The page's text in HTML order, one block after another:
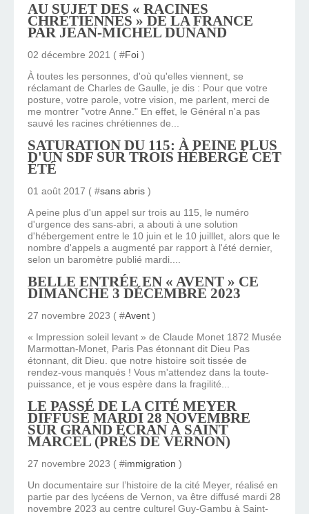
AU SUJET DES « RACINES
CHRÉTIENNES » DE LA FRANCE
PAR JEAN-MICHEL DUNAND
02 décembre 2021 ( #Foi )
À toutes les personnes, d'où qu'elles viennent, se
réclamant de Charles de Gaulle, je dis : Pour que votre
posture, votre parole, votre vision, me parlent, merci de
me montrer "votre Anne." En effet, le Général n'a pas
sauvé les racines chrétiennes de...
SATURATION DU 115: À PEINE PLUS
D'UN SDF SUR TROIS HÉBERGÉ CET
ÉTÉ
01 août 2017 ( #sans abris )
A peine plus d'un appel sur trois au 115, le numéro
d'urgence des sans-abri, a abouti à une solution
d'hébergement entre le 10 juin et le 10 juilllet, alors que le
nombre d'appels a augmenté par rapport à l'été dernier,
selon un baromètre publié mardi....
BELLE ENTRÉE EN « AVENT » CE
DIMANCHE 3 DÉCEMBRE 2023
27 novembre 2023 ( #Avent )
« Impression soleil levant » de Claude Monet 1872 Musée
Marmottan-Monet, Paris Pas étonnant dit Dieu Pas
étonnant, dit Dieu. que notre histoire soit tissée de
rendez-vous manqués ! Vous m'attendez dans la toute-
puissance, et je vous espère dans la fragilité...
LE PASSÉ DE LA CITÉ MEYER
DIFFUSÉ MARDI 28 NOVEMBRE
SUR GRAND ÉCRAN À SAINT
MARCEL (PRÈS DE VERNON)
27 novembre 2023 ( #immigration )
Un documentaire sur l’histoire de la cité Meyer, réalisé en
partie par des lycéens de Vernon, va être diffusé mardi 28
novembre 2023 au centre culturel Guy-Gambu à Saint-